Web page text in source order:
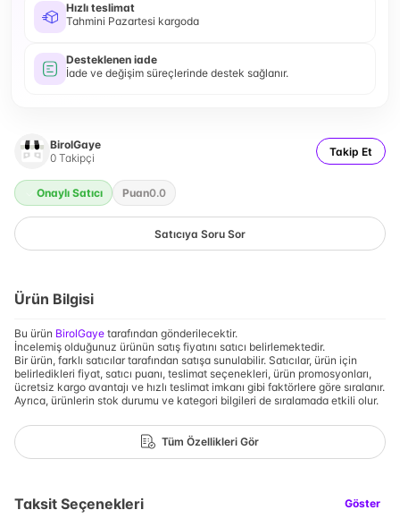
Hızlı teslimat
Tahmini Pazartesi kargoda
Desteklenen iade
İade ve değişim süreçlerinde destek sağlanır.
BirolGaye
0 Takipçi Takip Et
Onaylı Satıcı Puan0.0
Satıcıya Soru Sor
Ürün Bilgisi
Bu ürün BirolGaye tarafından gönderilecektir.
İncelemiş olduğunuz ürünün satış fiyatını satıcı belirlemektedir.
Bir ürün, farklı satıcılar tarafından satışa sunulabilir. Satıcılar, ürün için
belirledikleri fiyat, satıcı puanı, teslimat seçenekleri, ürün promosyonları,
ücretsiz kargo avantajı ve hızlı teslimat imkanı gibi faktörlere göre sıralanır.
Ayrıca, ürünlerin stok durumu ve kategori bilgileri de sıralamada etkili olur.
Tüm Özellikleri Gör
Taksit Seçenekleri Göster